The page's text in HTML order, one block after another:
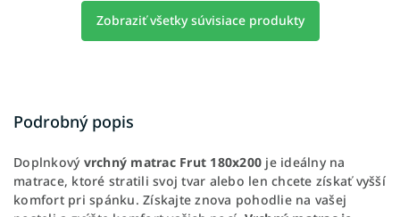
Zobraziť všetky súvisiace produkty
Podrobný popis
Doplnkový vrchný matrac Frut 180x200 je ideálny na
matrace, ktoré stratili svoj tvar alebo len chcete získať vyšší
komfort pri spánku. Získajte znova pohodlie na vašej